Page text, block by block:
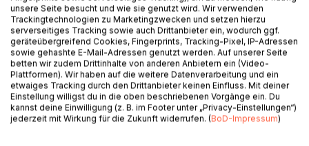
BESCHREIBUNG
Ein Abenteuer wie kein anderes!
unsere Seite besucht und wie sie genutzt wird. Wir verwenden
Trackingtechnologien zu Marketingzwecken und setzen hierzu
serverseitiges Tracking sowie auch Drittanbieter ein, wodurch ggf.
geräteübergreifend Cookies, Fingerprints, Tracking-Pixel, IP-Adressen
sowie gehashte E-Mail-Adressen genutzt werden. Auf unserer Seite
betten wir zudem Drittinhalte von anderen Anbietern ein (Video-
Plattformen). Wir haben auf die weitere Datenverarbeitung und ein
etwaiges Tracking durch den Drittanbieter keinen Einfluss. Mit deiner
Einstellung willigst du in die oben beschriebenen Vorgänge ein. Du
kannst deine Einwilligung (z. B. im Footer unter „Privacy-Einstellungen“)
jederzeit mit Wirkung für die Zukunft widerrufen. (BoD-Impressum)